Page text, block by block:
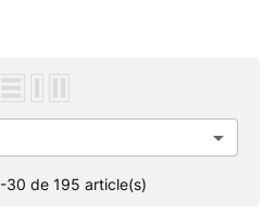

30 de 195 article(s)